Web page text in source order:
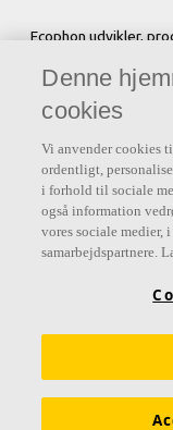
Ecophon udvikler,
forbedre
sound effect
Diffus ventilation
Digitale værktøjer &
Molio
Denne
cookies
Vi anvender cookies
ordentligt,
i forhold til sociale
også information
vores sociale medier,
samarbejdspartnere.